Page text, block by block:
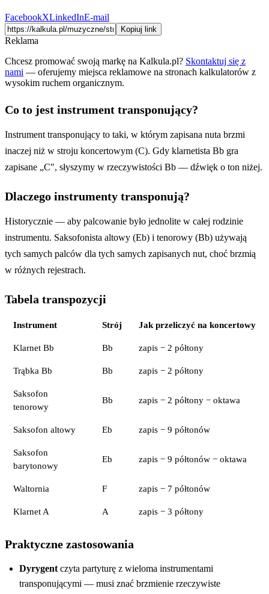
FacebookXLinkedInE-mail
Kopiuj link
Reklama
Chcesz promować swoją markę na Kalkula.pl? Skontaktuj się z
nami — oferujemy miejsca reklamowe na stronach kalkulatorów z
wysokim ruchem organicznym.
Co to jest instrument transponujący?
Instrument transponujący to taki, w którym zapisana nuta brzmi
inaczej niż w stroju koncertowym (C). Gdy klarnetista Bb gra
zapisane „C", słyszymy w rzeczywistości Bb — dźwięk o ton niżej.
Dlaczego instrumenty transponują?
Historycznie — aby palcowanie było jednolite w całej rodzinie
instrumentu. Saksofonista altowy (Eb) i tenorowy (Bb) używają
tych samych palców dla tych samych zapisanych nut, choć brzmią
w różnych rejestrach.
Tabela transpozycji
Instrument Strój Jak przeliczyć na koncertowy
Klarnet Bb Bb zapis − 2 półtony
Trąbka Bb Bb zapis − 2 półtony
Saksofon
tenorowy
Bb zapis − 2 półtony − oktawa
Saksofon altowy Eb zapis − 9 półtonów
Saksofon
barytonowy
Eb zapis − 9 półtonów − oktawa
Waltornia F zapis − 7 półtonów
Klarnet A A zapis − 3 półtony
Praktyczne zastosowania
Dyrygent czyta partyturę z wieloma instrumentami
transponującymi — musi znać brzmienie rzeczywiste